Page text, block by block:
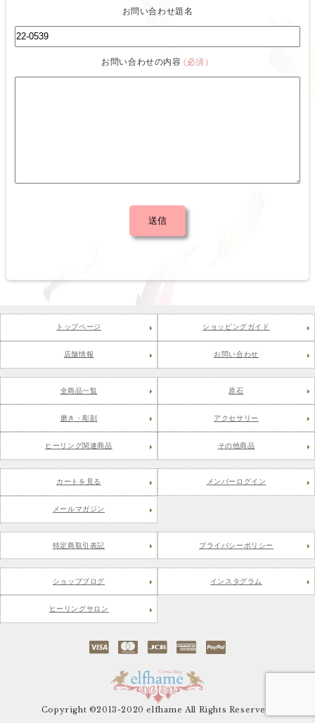
お問い合わせ題名
お問い合わせの内容(必須）
トップページ ショッピングガイド
店舗情報 お問い合わせ
全商品一覧 原石
磨き・彫刻 アクセサリー
ヒーリング関連商品 その他商品
カートを見る メンバーログイン
メールマガジン
特定商取引表記 プライバシーポリシー
ショップブログ インスタグラム
ヒーリングサロン
Copyright ©2013-2020 elfhame All Rights Reserved.